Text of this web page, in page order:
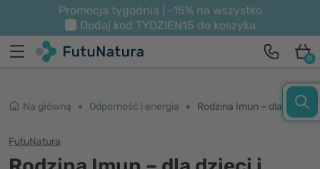
Promocja tygodnia | -15% na wszystko
Dodaj kod TYDZIEN15 do koszyka
0
Na główną Odporność i energia Rodzina Imun – dla dzieci i dorosłych
FutuNatura